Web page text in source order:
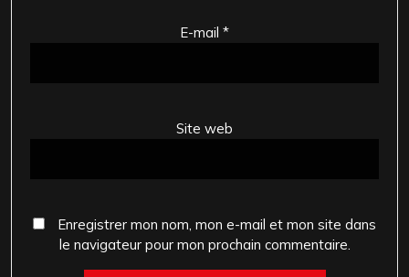
E-mail *
Site web
Enregistrer mon nom, mon e-mail et mon site dans
le navigateur pour mon prochain commentaire.